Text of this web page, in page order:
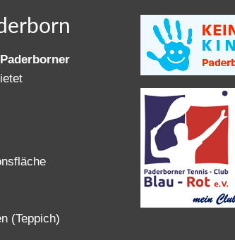
Paderborner
(Teppich)